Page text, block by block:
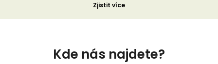
Zjistit více
Kde nás najdete?